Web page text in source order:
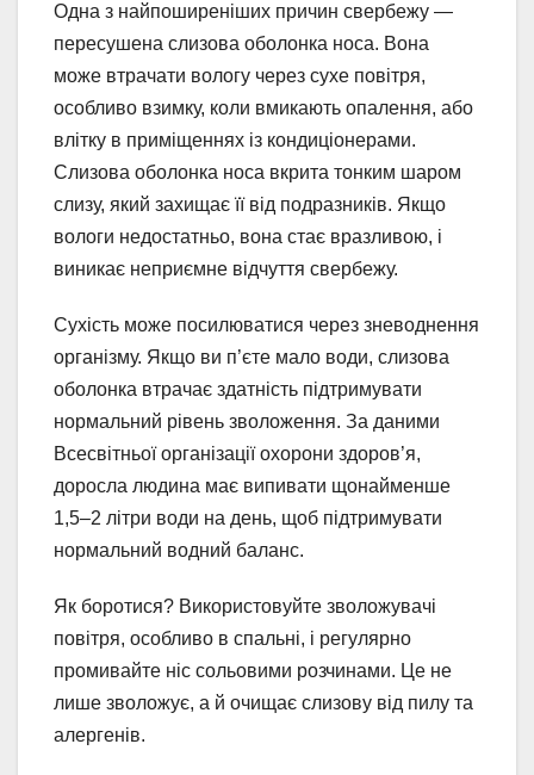
Одна з найпоширеніших причин свербежу —
пересушена слизова оболонка носа. Вона
може втрачати вологу через сухе повітря,
особливо взимку, коли вмикають опалення, або
влітку в приміщеннях із кондиціонерами.
Слизова оболонка носа вкрита тонким шаром
слизу, який захищає її від подразників. Якщо
вологи недостатньо, вона стає вразливою, і
виникає неприємне відчуття свербежу.
Сухість може посилюватися через зневоднення
організму. Якщо ви п’єте мало води, слизова
оболонка втрачає здатність підтримувати
нормальний рівень зволоження. За даними
Всесвітньої організації охорони здоров’я,
доросла людина має випивати щонайменше
1,5–2 літри води на день, щоб підтримувати
нормальний водний баланс.
Як боротися? Використовуйте зволожувачі
повітря, особливо в спальні, і регулярно
промивайте ніс сольовими розчинами. Це не
лише зволожує, а й очищає слизову від пилу та
алергенів.